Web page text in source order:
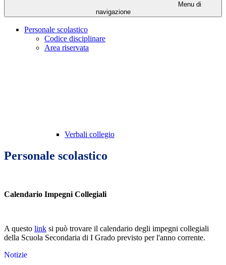
Menu di
navigazione
Personale scolastico
Codice disciplinare
Area riservata
Verbali collegio
Personale scolastico
Calendario Impegni Collegiali
A questo link si può trovare il calendario degli impegni collegiali
della Scuola Secondaria di I Grado previsto per l'anno corrente.
Notizie